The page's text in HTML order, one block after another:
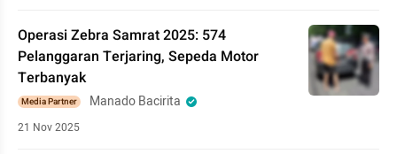
Operasi Zebra Samrat 2025: 574
Pelanggaran Terjaring, Sepeda Motor
Terbanyak
Media Partner Manado Bacirita
21 Nov 2025